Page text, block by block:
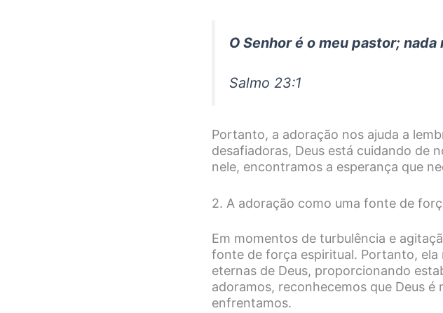
O Senhor é o meu pastor; nada
Salmo 23:1
Portanto, a adoração nos ajuda a
desafiadoras, Deus está cuidando de
nele, encontramos a esperança que
2. A adoração como uma fonte de
Em momentos de turbulência e
fonte de força espiritual. Portanto, ela
eternas de Deus, proporcionando
adoramos, reconhecemos que Deus
enfrentamos.